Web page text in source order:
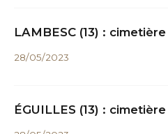
LAMBESC (13) : cimetière
28/05/2023
ÉGUILLES (13) : cimetière